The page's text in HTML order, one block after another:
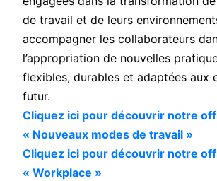
de travail et de leurs
accompagner les collaborateurs
l’appropriation de nouvelles
flexibles, durables et adaptées aux
futur.
Cliquez ici pour découvrir notre
« Nouveaux modes de travail »
Cliquez ici pour découvrir notre
« Workplace »